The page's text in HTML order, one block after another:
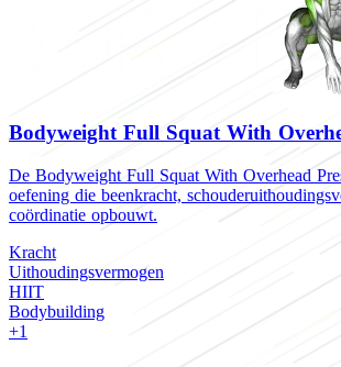
Bodyweight Full Squat With
De Bodyweight Full Squat With Overhead
oefening die beenkracht,
coördinatie opbouwt.
Kracht
Uithoudingsvermogen
HIIT
Bodybuilding
+1